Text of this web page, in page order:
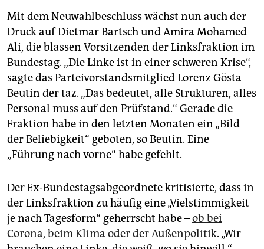
Mit dem Neuwahlbeschluss wächst nun auch der
Druck auf Dietmar Bartsch und Amira Mohamed
Ali, die blassen Vorsitzenden der Linksfraktion im
Bundestag. „Die Linke ist in einer schweren Krise“,
sagte das Parteivorstandsmitglied Lorenz Gösta
Beutin der taz. „Das bedeutet, alle Strukturen, alles
Personal muss auf den Prüfstand.“ Gerade die
Fraktion habe in den letzten Monaten ein „Bild
der Beliebigkeit“ geboten, so Beutin. Eine
„Führung nach vorne“ habe gefehlt.
Der Ex-Bundestagsabgeordnete kritisierte, dass in
der Linksfraktion zu häufig eine „Vielstimmigkeit
je nach Tagesform“ geherrscht habe –ob bei
Corona, beim Klima oder der Außenpolitik. „Wir